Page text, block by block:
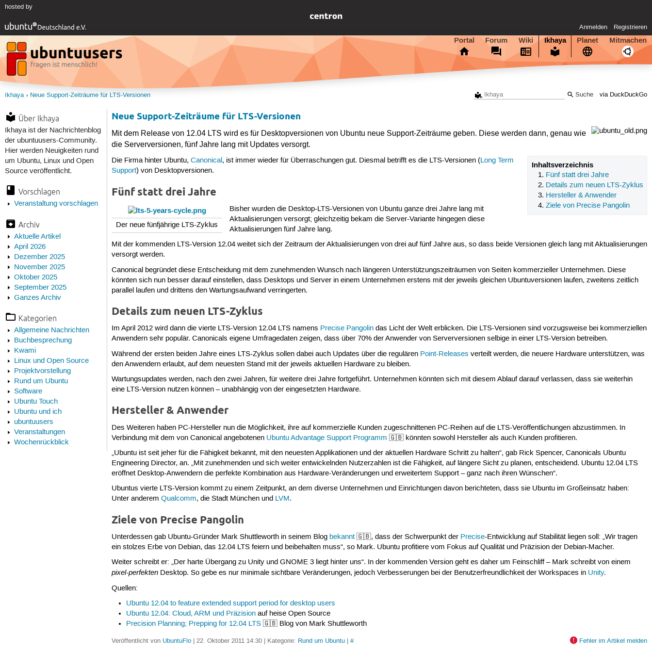
hosted by
Anmelden Registrieren
Portal Forum Wiki Ikhaya Planet Mitmachen
via DuckDuckGo
Ikhaya Neue Support-Zeiträume für LTS-Versionen
Über Ikhaya
Ikhaya ist der Nachrichtenblog
der ubuntuusers-Community.
Hier werden Neuigkeiten rund
um Ubuntu, Linux und Open
Source veröffentlicht.
Vorschlagen
Veranstaltung vorschlagen
Archiv
Aktuelle Artikel
April 2026
Dezember 2025
November 2025
Oktober 2025
September 2025
Ganzes Archiv
Kategorien
Allgemeine Nachrichten
Buchbesprechung
Kwami
Linux und Open Source
Projektvorstellung
Rund um Ubuntu
Software
Ubuntu Touch
Ubuntu und ich
ubuntuusers
Veranstaltungen
Wochenrückblick
Neue Support-Zeiträume für LTS-Versionen
Mit dem Release von 12.04 LTS wird es für Desktopversionen von Ubuntu neue Support-Zeiträume geben. Diese werden dann, genau wie
die Serverversionen, fünf Jahre lang mit Updates versorgt.
Inhaltsverzeichnis
Fünf statt drei Jahre
Details zum neuen LTS-Zyklus
Hersteller & Anwender
Ziele von Precise Pangolin
Die Firma hinter Ubuntu,Canonical, ist immer wieder für Überraschungen gut. Diesmal betrifft es die LTS-Versionen (Long Term
Support) von Desktopversionen.
Fünf statt drei Jahre
Der neue fünfjährige LTS-Zyklus
Bisher wurden die Desktop-LTS-Versionen von Ubuntu ganze drei Jahre lang mit
Aktualisierungen versorgt; gleichzeitig bekam die Server-Variante hingegen diese
Aktualisierungen fünf Jahre lang.
Mit der kommenden LTS-Version 12.04 weitet sich der Zeitraum der Aktualisierungen von drei auf fünf Jahre aus, so dass beide Versionen gleich lang mit Aktualisierungen
versorgt werden.
Canonical begründet diese Entscheidung mit dem zunehmenden Wunsch nach längeren Unterstützungszeiträumen von Seiten kommerzieller Unternehmen. Diese
könnten sich nun besser darauf einstellen, dass Desktops und Server in einem Unternehmen erstens mit der jeweils gleichen Ubuntuversionen laufen, zweitens zeitlich
parallel laufen und drittens den Wartungsaufwand verringerten.
Details zum neuen LTS-Zyklus
Im April 2012 wird dann die vierte LTS-Version 12.04 LTS namens Precise Pangolin das Licht der Welt erblicken. Die LTS-Versionen sind vorzugsweise bei kommerziellen
Anwendern sehr populär. Canonicals eigene Umfragedaten zeigen, dass über 70% der Anwender von Serverversionen selbige in einer LTS-Version betreiben.
Während der ersten beiden Jahre eines LTS-Zyklus sollen dabei auch Updates über die regulären Point-Releases verteilt werden, die neuere Hardware unterstützen, was
den Anwendern erlaubt, auf dem neuesten Stand mit der jeweils aktuellen Hardware zu bleiben.
Wartungsupdates werden, nach den zwei Jahren, für weitere drei Jahre fortgeführt. Unternehmen könnten sich mit diesem Ablauf darauf verlassen, dass sie weiterhin
eine LTS-Version nutzen können – unabhängig von der eingesetzten Hardware.
Hersteller & Anwender
Des Weiteren haben PC-Hersteller nun die Möglichkeit, ihre auf kommerzielle Kunden zugeschnittenen PC-Reihen auf die LTS-Veröffentlichungen abzustimmen. In
Verbindung mit dem von Canonical angebotenen Ubuntu Advantage Support Programm 🇬🇧 könnten sowohl Hersteller als auch Kunden profitieren.
„Ubuntu ist seit jeher für die Fähigkeit bekannt, mit den neuesten Applikationen und der aktuellen Hardware Schritt zu halten“, gab Rick Spencer, Canonicals Ubuntu
Engineering Director, an. „Mit zunehmenden und sich weiter entwickelnden Nutzerzahlen ist die Fähigkeit, auf längere Sicht zu planen, entscheidend. Ubuntu 12.04 LTS
eröffnet Desktop-Anwendern die perfekte Kombination aus Hardware-Veränderungen und erweitertem Support – ganz nach ihren Wünschen“.
Ubuntus vierte LTS-Version kommt zu einem Zeitpunkt, an dem diverse Unternehmen und Einrichtungen davon berichteten, dass sie Ubuntu im Großeinsatz haben:
Unter anderemQualcomm, die Stadt München und LVM.
Ziele von Precise Pangolin
Unterdessen gab Ubuntu-Gründer Mark Shuttleworth in seinem Blog bekannt 🇬🇧, dass der Schwerpunkt der Precise-Entwicklung auf Stabilität liegen soll: „Wir tragen
ein stolzes Erbe von Debian, das 12.04 LTS feiern und beibehalten muss“, so Mark. Ubuntu profitiere vom Fokus auf Qualität und Präzision der Debian-Macher.
Weiter schreibt er: „Der harte Übergang zu Unity und GNOME 3 liegt hinter uns“. In der kommenden Version geht es daher um Feinschliff – Mark schreibt von einem
pixel-perfekten Desktop. So gebe es nur minimale sichtbare Veränderungen, jedoch Verbesserungen bei der Benutzerfreundlichkeit der Workspaces in Unity.
Quellen:
Ubuntu 12.04 to feature extended support period for desktop users
Ubuntu 12.04: Cloud, ARM und Präzisionauf heise Open Source
Precision Planning; Prepping for 12.04 LTS🇬🇧 Blog von Mark Shuttleworth
Veröffentlicht von UbuntuFlo | 22. Oktober 2011 14:30 | Kategorie: Rund um Ubuntu |# Fehler im Artikel melden